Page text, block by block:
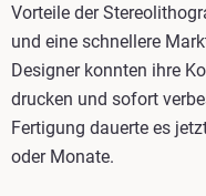
Vorteile der
und eine schnellere
Designer konnten ihre
drucken und sofort
Fertigung dauerte es
oder Monate.